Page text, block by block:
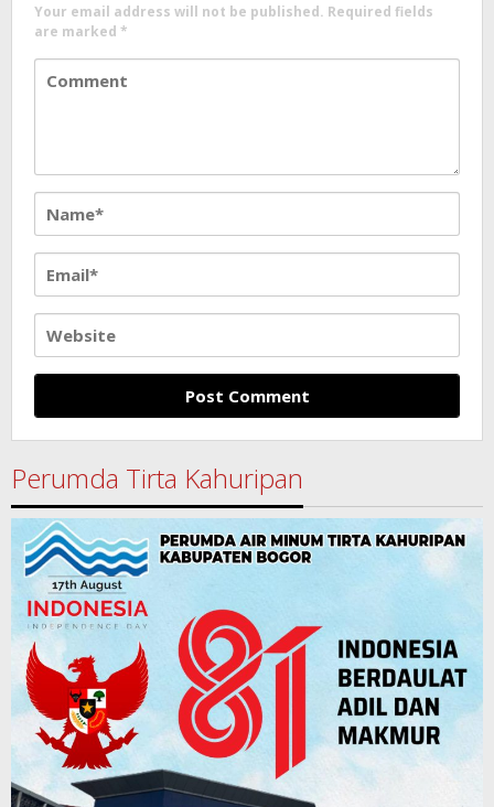
Your email address will not be published. Required fields
are marked *
Perumda Tirta Kahuripan